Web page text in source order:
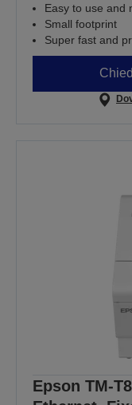
Easy to use and
Small footprint
Super fast and
Epson TM-